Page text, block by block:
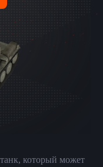
который может